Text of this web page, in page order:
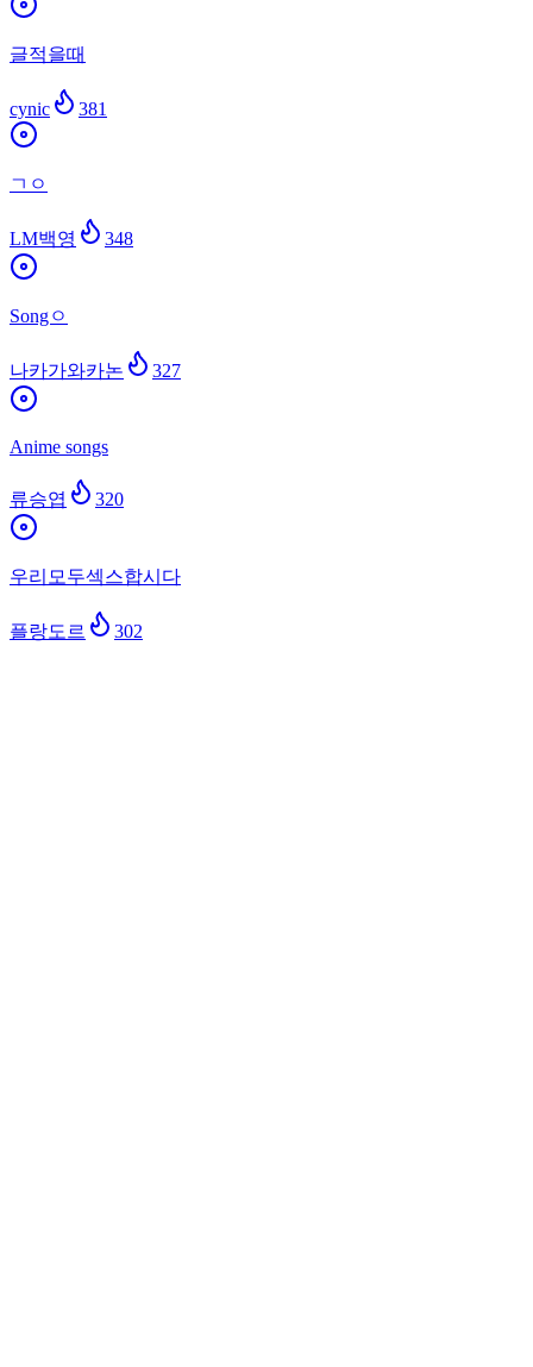
글적을때
cynic 381
ㄱㅇ
LM백영 348
Songㅇ
나카가와카논 327
Anime songs
류승엽 320
우리모두섹스합시다
플랑도르 302